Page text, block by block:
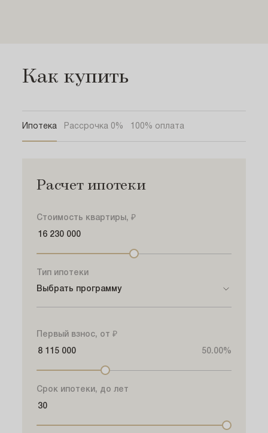
Как купить
Ипотека Рассрочка 0% 100% оплата
Расчет ипотеки
Стоимость квартиры, ₽
Тип ипотеки
Выбрать программу
Семейная
Первый взнос, от ₽
50.00%
Срок ипотеки, до лет